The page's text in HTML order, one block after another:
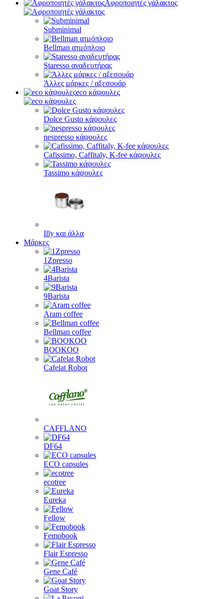
Αφροποιητές γάλακτος
Subminimal
Bellman ατμόπλοιο
Staresso αναδευτήρας
Άλλες μάρκες / αξεσουάρ
eco κάψουλες
Dolce Gusto κάψουλες
nespresso κάψουλες
Cafissimo, Caffitaly, K-fee κάψουλες
Tassimo κάψουλες
Illy και άλλα
Μάρκες
1Zpresso
4Barista
9Barista
Aram coffee
Bellman coffee
BOOKOO
Cafelat Robot
CAFFLANO
DF64
ECO capsules
ecotree
Eureka
Fellow
Femobook
Flair Espresso
Gene Café
Goat Story